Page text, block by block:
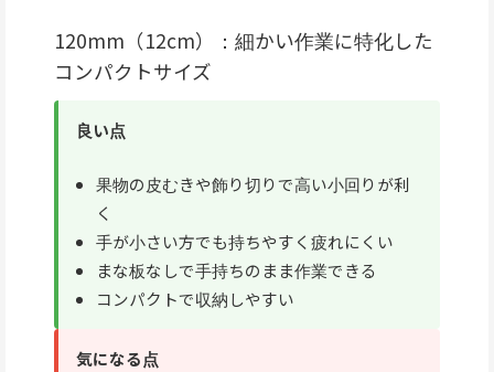
120mm（12cm）：細かい作業に特化した
コンパクトサイズ
良い点
果物の皮むきや飾り切りで高い小回りが利
く
手が小さい方でも持ちやすく疲れにくい
まな板なしで手持ちのまま作業できる
コンパクトで収納しやすい
気になる点